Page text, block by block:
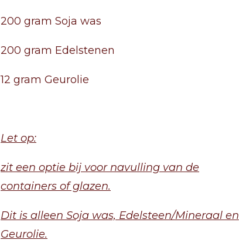
200 gram Soja was
200 gram Edelstenen
12 gram Geurolie
Let op:
zit een optie bij voor navulling van de
containers of glazen.
Dit is alleen Soja was, Edelsteen/Mineraal en
Geurolie.